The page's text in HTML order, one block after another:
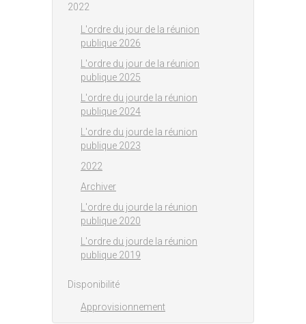
2022
L'ordre du jour de la réunion
publique 2026
L'ordre du jour de la réunion
publique 2025
L'ordre du jourde la réunion
publique 2024
L'ordre du jourde la réunion
publique 2023
2022
Archiver
L'ordre du jourde la réunion
publique 2020
L'ordre du jourde la réunion
publique 2019
Disponibilité
Approvisionnement